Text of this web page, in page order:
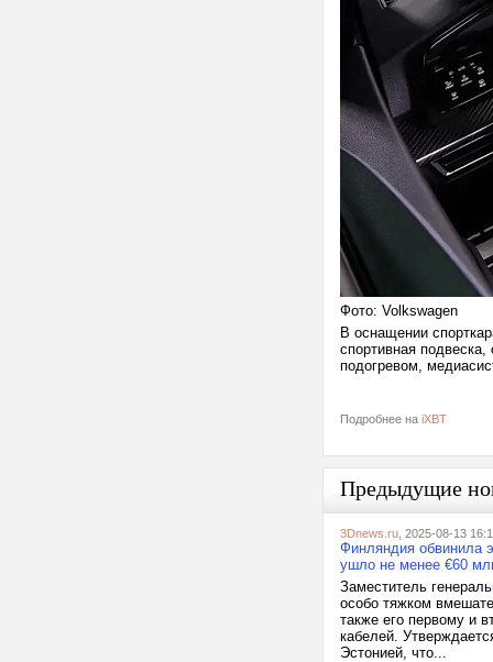
Фото: Volkswagen
В оснащении
спортивная
подогревом,
Подробнее на iXBT
Предыдущие
3Dnews.ru , 2025-08-13
Финляндия обвинила
ушло не менее €60
Заместитель
особо тяжком
также его первому и
кабелей.
Эстонией, что...